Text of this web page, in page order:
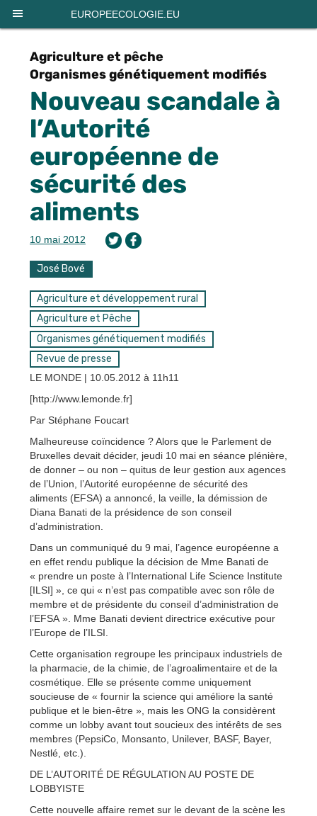
EUROPEECOLOGIE.EU
Agriculture et pêche
Organismes génétiquement modifiés
Nouveau scandale à
l’Autorité
européenne de
sécurité des
aliments
10 mai 2012
José Bové
Agriculture et développement rural
Agriculture et Pêche
Organismes génétiquement modifiés
Revue de presse
LE MONDE | 10.05.2012 à 11h11
[http://www.lemonde.fr]
Par Stéphane Foucart
Malheureuse coïncidence ? Alors que le Parlement de
Bruxelles devait décider, jeudi 10 mai en séance plénière,
de donner – ou non – quitus de leur gestion aux agences
de l’Union, l’Autorité européenne de sécurité des
aliments (EFSA) a annoncé, la veille, la démission de
Diana Banati de la présidence de son conseil
d’administration.
Dans un communiqué du 9 mai, l’agence européenne a
en effet rendu publique la décision de Mme Banati de
« prendre un poste à l’International Life Science Institute
[ILSI] », ce qui « n’est pas compatible avec son rôle de
membre et de présidente du conseil d’administration de
l’EFSA ». Mme Banati devient directrice exécutive pour
l’Europe de l’ILSI.
Cette organisation regroupe les principaux industriels de
la pharmacie, de la chimie, de l’agroalimentaire et de la
cosmétique. Elle se présente comme uniquement
soucieuse de « fournir la science qui améliore la santé
publique et le bien-être », mais les ONG la considèrent
comme un lobby avant tout soucieux des intérêts de ses
membres (PepsiCo, Monsanto, Unilever, BASF, Bayer,
Nestlé, etc.).
DE L’AUTORITÉ DE RÉGULATION AU POSTE DE
LOBBYISTE
Cette nouvelle affaire remet sur le devant de la scène les